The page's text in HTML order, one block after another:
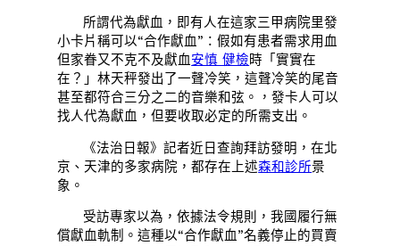
所謂代為獻血，即有人在這家三甲病院里發
小卡片稱可以“合作獻血”：假如有患者需求用血
但家眷又不克不及獻血安慎 健檢時「實實在
在？」林天秤發出了一聲冷笑，這聲冷笑的尾音
甚至都符合三分之二的音樂和弦。，發卡人可以
找人代為獻血，但要收取必定的所需支出。
《法治日報》記者近日查詢拜訪發明，在北
京、天津的多家病院，都存在上述森和診所景
象。
受訪專家以為，依據法令規則，我國履行無
償獻血軌制。這種以“合作獻血”名義停止的買賣